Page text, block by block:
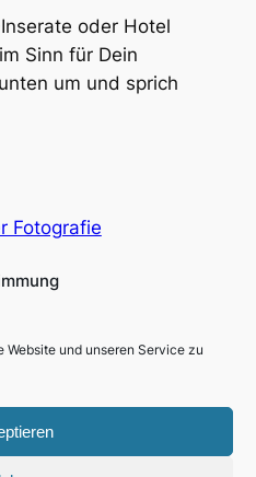
Website und unseren Service zu
oder Hotel
Sinn für Dein
um und sprich
Fotografie
und um Augsburg und
Facebook